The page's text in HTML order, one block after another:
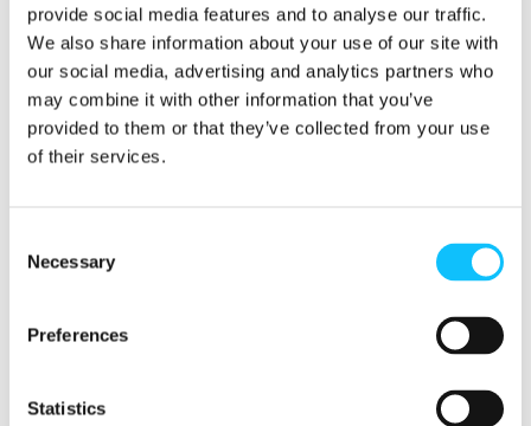
provide social media features and to analyse our traffic.
We also share information about your use of our site with
our social media, advertising and analytics partners who
may combine it with other information that you’ve
provided to them or that they’ve collected from your use
of their services.
Selection
Necessary
Preferences
Statistics
kuluttajalle keinon valita kaupassa
vastuullisuusvarmennettuja
luonnonmarjatuotteita.
Marja-alan yritysten tulee järjestää
alihankintaketjunsa niin, että niiden on
mahdollista tarjota Reilu kauppa -
myötä ihmisoikeuksia kunnioittavista
arvoketjuista on tulossa markkinoille
mukaisten matka- ja rekrytointikulujen